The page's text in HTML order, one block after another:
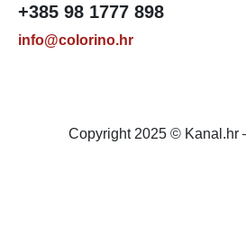
+385 98 1777 898
info@colorino.hr
Copyright 2025 © Kanal.hr